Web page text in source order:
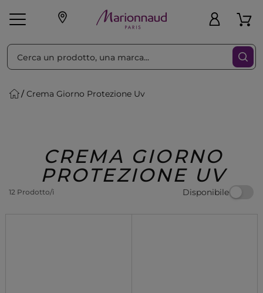
Make-up Profumi
Regalo
Crema Giorno Protezione Uv
CREMA GIORNO
PROTEZIONE UV
12 Prodotto/i Disponibile
Ordina per Filtra